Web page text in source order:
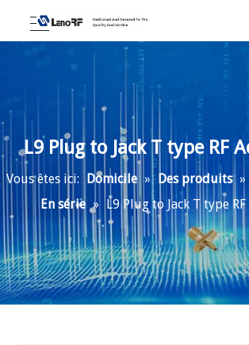
L9 Plug to Jack T type RF
Vous êtes ici: Domicile » Des produits »
En série » L9 Plug to Jack T type